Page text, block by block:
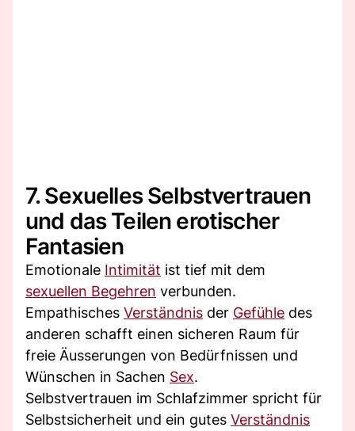
7. Sexuelles Selbstvertrauen
und das Teilen erotischer
Fantasien
Emotionale Intimität ist tief mit dem
sexuellen Begehren verbunden.
Empathisches Verständnis der Gefühle des
anderen schafft einen sicheren Raum für
freie Äusserungen von Bedürfnissen und
Wünschen in Sachen Sex.
Selbstvertrauen im Schlafzimmer spricht für
Selbstsicherheit und ein gutes Verständnis